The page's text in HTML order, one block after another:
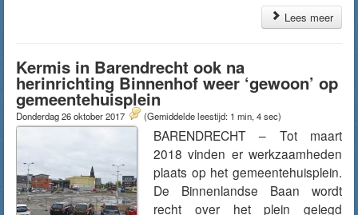
Lees meer
Kermis in Barendrecht ook na
herinrichting Binnenhof weer ‘gewoon’ op
gemeentehuisplein
Donderdag 26 oktober 2017 (Gemiddelde leestijd: 1 min, 4 sec)
BARENDRECHT – Tot maart
2018 vinden er werkzaamheden
plaats op het gemeentehuisplein.
De Binnenlandse Baan wordt
recht over het plein gelegd